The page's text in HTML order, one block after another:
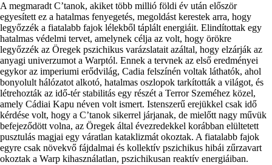
A megmaradt C’tanok, akiket több millió földi év után először
egyesített ez a hatalmas fenyegetés, megoldást kerestek arra, hogy
legyőzzék a fiatalabb fajok lélekből táplált energiáit. Elindítottak egy
hatalmas védelmi tervet, amelynek célja az volt, hogy örökre
legyőzzék az Öregek pszichikus varázslatait azáltal, hogy elzárják az
anyagi univerzumot a Warptól. Ennek a tervnek az első eredményei
egykor az imperiumi erődvilág, Cadia felszínén voltak láthatók, ahol
bonyolult hálózatot alkotó, hatalmas oszlopok tarkították a világot, és
létrehozták az idő-tér stabilitás egy részét a Terror Szeméhez közel,
amely Cádiai Kapu néven volt ismert. Istenszerű erejükkel csak idő
kérdése volt, hogy a C’tanok sikerrel járjanak, de mielőtt nagy művük
befejeződött volna, az Öregek által évezredekkel korábban elültetett
pusztulás magjai egy váratlan kataklizmát okoztak. A fiatalabb fajok
egyre csak növekvő fájdalmai és kollektív pszichikus hibái zűrzavart
okoztak a Warp kihasználatlan, pszichikusan reaktív energiáiban.